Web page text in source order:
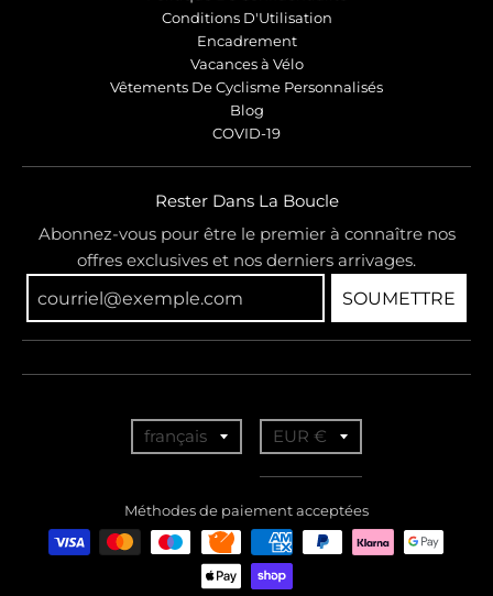
Conditions D'Utilisation
Encadrement
Vacances à Vélo
Vêtements De Cyclisme Personnalisés
Blog
COVID-19
Rester Dans La Boucle
Abonnez-vous pour être le premier à connaître nos
offres exclusives et nos derniers arrivages.
SOUMETTRE
a
n
français
n
s
EUR €
Méthodes de paiement acceptées